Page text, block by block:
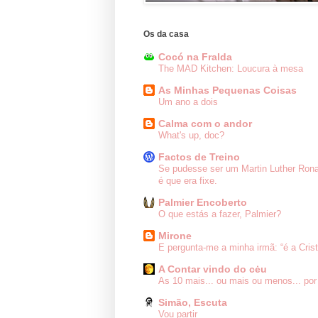
Os da casa
Cocó na Fralda
The MAD Kitchen: Loucura à mesa
As Minhas Pequenas Coisas
Um ano a dois
Calma com o andor
What's up, doc?
Factos de Treino
Se pudesse ser um Martin Luther
é que era fixe.
Palmier Encoberto
O que estás a fazer, Palmier?
Mirone
E pergunta-me a minha irmã: “é a
A Contar vindo do cėu
As 10 mais... ou mais ou menos...
Simão, Escuta
Vou partir